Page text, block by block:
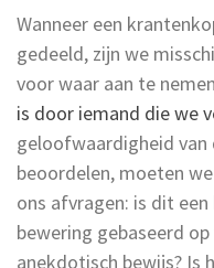
Wanneer een
gedeeld, zijn we
voor waar aan te
is door iemand die we
geloofwaardigheid
beoordelen, moeten
ons afvragen: is dit
bewering gebaseerd
anekdotisch bewijs? Is